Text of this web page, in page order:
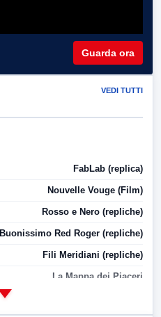
Guarda ora
VEDI TUTTI
FabLab (replica)
Nouvelle Vouge (Film)
Rosso e Nero (repliche)
Buonissimo Red Roger (repliche)
Fili Meridiani (repliche)
La Mappa dei Piaceri